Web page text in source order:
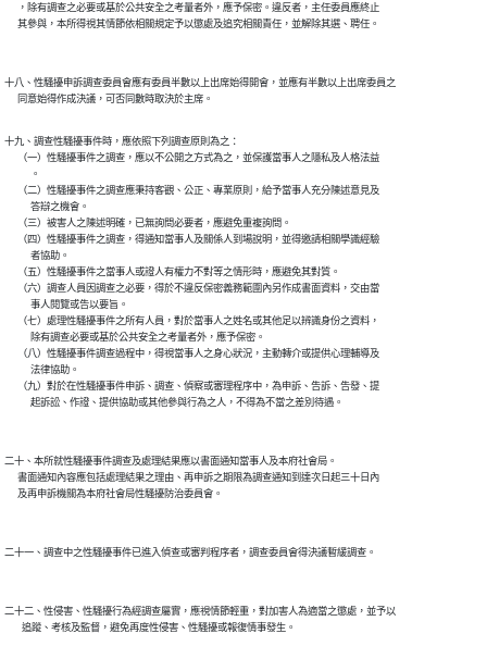
      ，除有調查之必要或基於公共安全之考量者外，應予保密。違反者，主任委員應終止
      其參與，本所得視其情節依相關規定予以懲處及追究相關責任，並解除其選、聘任。
十八、性騷擾申訴調查委員會應有委員半數以上出席始得開會，並應有半數以上出席委員之
      同意始得作成決議，可否同數時取決於主席。
十九、調查性騷擾事件時，應依照下列調查原則為之：
      （一）性騷擾事件之調查，應以不公開之方式為之，並保護當事人之隱私及人格法益
            。
      （二）性騷擾事件之調查應秉持客觀、公正、專業原則，給予當事人充分陳述意見及
            答辯之機會。
      （三）被害人之陳述明確，已無詢問必要者，應避免重複詢問。
      （四）性騷擾事件之調查，得通知當事人及關係人到場說明，並得邀請相關學識經驗
            者協助。
      （五）性騷擾事件之當事人或證人有權力不對等之情形時，應避免其對質。
      （六）調查人員因調查之必要，得於不違反保密義務範圍內另作成書面資料，交由當
            事人閱覽或告以要旨。
      （七）處理性騷擾事件之所有人員，對於當事人之姓名或其他足以辨識身份之資料，
            除有調查必要或基於公共安全之考量者外，應予保密。
      （八）性騷擾事件調查過程中，得視當事人之身心狀況，主動轉介或提供心理輔導及
            法律協助。
      （九）對於在性騷擾事件申訴、調查、偵察或審理程序中，為申訴、告訴、告發、提
            起訴訟、作證、提供協助或其他參與行為之人，不得為不當之差別待遇。
二十、本所就性騷擾事件調查及處理結果應以書面通知當事人及本府社會局。
      書面通知內容應包括處理結果之理由、再申訴之期限為調查通知到達次日起三十日內
      及再申訴機關為本府社會局性騷擾防治委員會。
二十一、調查中之性騷擾事件已進入偵查或審判程序者，調查委員會得決議暫緩調查。
二十二、性侵害、性騷擾行為經調查屬實，應視情節輕重，對加害人為適當之懲處，並予以
        追蹤、考核及監督，避免再度性侵害、性騷擾或報復情事發生。